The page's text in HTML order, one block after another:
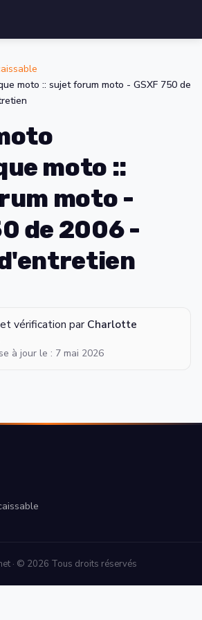
moto :: sujet forum moto - GSXF 750 de
moto ::
moto -
de 2006 -
vérification par Charlotte
à jour le : 7 mai 2026
· © 2026 Tous droits réservés